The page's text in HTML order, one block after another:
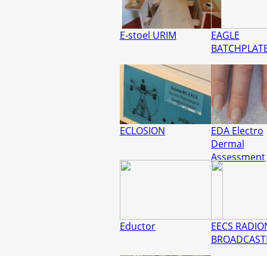
E-stoel URIM
EAGLE
ECLOSION
EDA Electro
Dermal
Assessment
Eductor
EECS